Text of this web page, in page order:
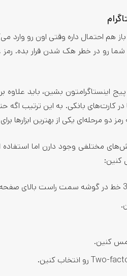
هم احتمال داره وقتی اون رو وارد
شما رو در خطر هک شدن قرار بده.
اینستاگرامتون بشین، باید علاوه
در کارت‌های بانکی. به این ترتیب
دو مرحله‌ای یکی از بهترین
کنین: